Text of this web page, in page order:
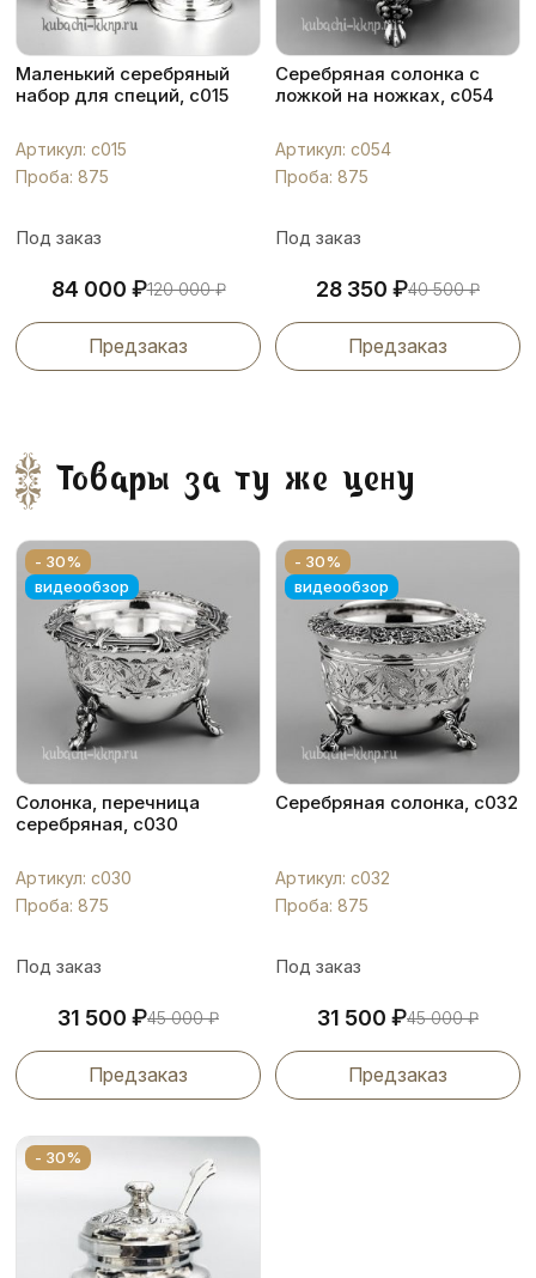
Маленький серебряный
набор для специй, с015
Артикул: с015
Проба: 875
Под заказ
84 000 ₽120 000₽
Предзаказ
Серебряная солонка с
ложкой на ножках, с054
Артикул: с054
Проба: 875
Под заказ
28 350 ₽40 500₽
Предзаказ
Товары за ту же цену
- 30%
видеообзор
Солонка, перечница
серебряная, с030
Артикул: с030
Проба: 875
Под заказ
31 500 ₽45 000₽
Предзаказ
- 30%
видеообзор
Серебряная солонка, с032
Артикул: с032
Проба: 875
Под заказ
31 500 ₽45 000₽
Предзаказ
- 30%